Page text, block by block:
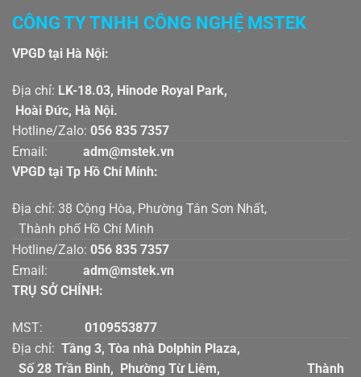
CÔNG TY TNHH CÔNG NGHỆ MSTEK
VPGD tại Hà Nội:
Địa chỉ: LK-18.03, Hinode Royal Park,
Hoài Đức, Hà Nội.
Hotline/Zalo: 056 835 7357
Email:
adm@mstek.vn
VPGD tại Tp Hồ Chí Mính:
Địa chỉ: 38 Cộng Hòa, Phường Tân Sơn Nhất,
Thành phố Hồ Chí Minh
Hotline/Zalo: 056 835 7357
Email:
adm@mstek.vn
TRỤ SỞ CHÍNH:
MST: 0109553877
Địa chỉ: Tầng 3, Tòa nhà Dolphin Plaza,
Số 28 Trần Bình, Phường Từ Liêm, Thành